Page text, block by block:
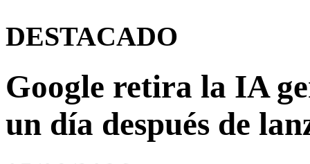
DESTACADO
Google retira la IA
un día después de